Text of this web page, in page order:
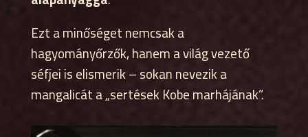
Ezt a minőséget nemcsak a
hagyományőrzők, hanem a világ vezető
séfjei is elismerik – sokan nevezik a
mangalicát a „sertések Kobe marhájának”.